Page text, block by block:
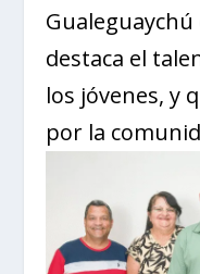
destaca el
los jóvenes, y
por la